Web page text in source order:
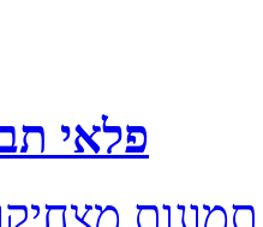
פלאי
תמונות